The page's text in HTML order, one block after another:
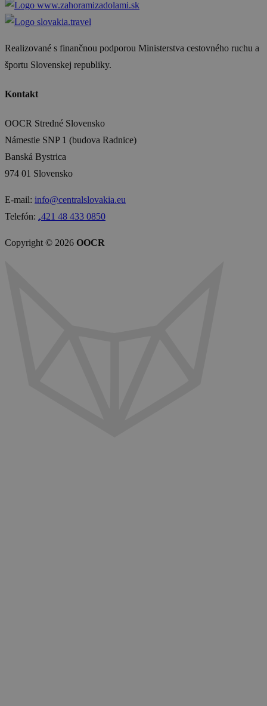
Realizované s finančnou podporou Ministerstva cestovného ruchu a
športu Slovenskej republiky.
Kontakt
OOCR Stredné Slovensko
Námestie SNP 1 (budova Radnice)
Banská Bystrica
974 01 Slovensko
E-mail: info@centralslovakia.eu
Telefón: ₊421 48 433 0850
Copyright © 2026 OOCR